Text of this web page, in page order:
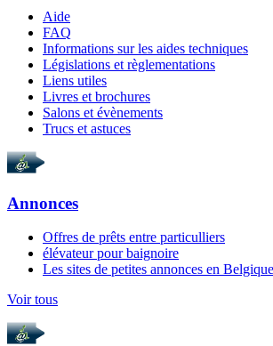
Aide
FAQ
Informations sur les aides techniques
Législations et règlementations
Liens utiles
Livres et brochures
Salons et évènements
Trucs et astuces
Annonces
Offres de prêts entre particulliers
élévateur pour baignoire
Les sites de petites annonces en Belgique
Voir tous